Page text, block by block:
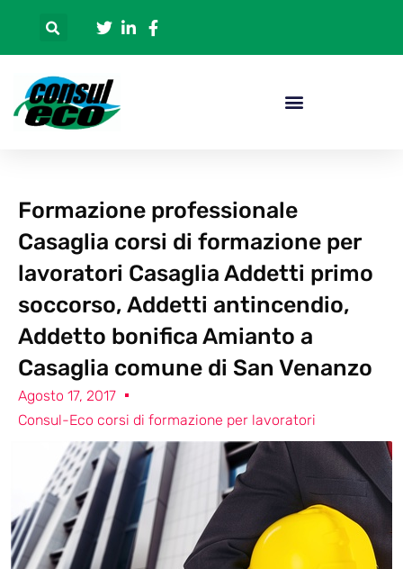
Formazione professionale
Casaglia corsi di formazione per
lavoratori Casaglia Addetti primo
soccorso, Addetti antincendio,
Addetto bonifica Amianto a
Casaglia comune di San Venanzo
Agosto 17, 2017
Consul-Eco corsi di formazione per lavoratori